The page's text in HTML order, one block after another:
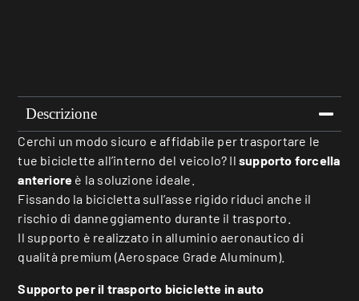
Descrizione
Cerchi un modo sicuro e affidabile per trasportare le
tue biciclette all’interno del veicolo? Il supporto forcella
anteriore è la soluzione ideale.
Fissando la bicicletta sull’asse rigido riduci anche il
rischio di danneggiamento durante il trasporto.
Il supporto è realizzato in alluminio aeronautico di
qualità premium (Aerospace Grade Aluminum).
Supporto per il trasporto biciclette in auto